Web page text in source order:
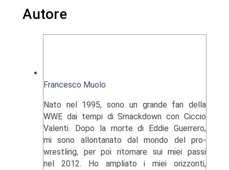
Autore
Francesco Muolo
Nato nel 1995, sono un grande fan della
WWE dai tempi di Smackdown con Ciccio
Valenti. Dopo la morte di Eddie Guerrero,
mi sono allontanato dal mondo del pro-
wrestling, per poi ritornare sui miei passi
nel 2012. Ho ampliato i miei orizzonti,